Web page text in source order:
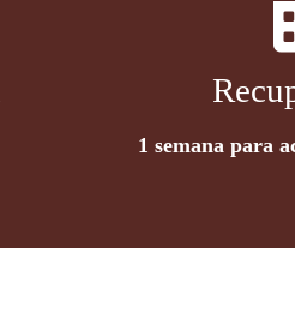
1 semana para